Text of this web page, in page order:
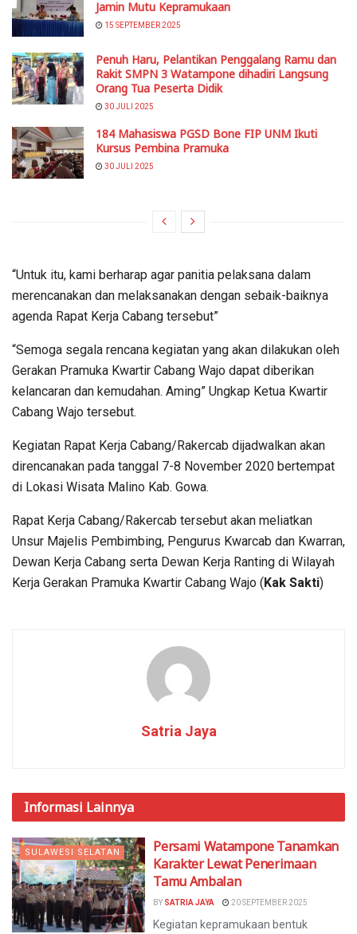
Jamin Mutu Kepramukaan
15 SEPTEMBER 2025
Penuh Haru, Pelantikan Penggalang Ramu dan
Rakit SMPN 3 Watampone dihadiri Langsung
Orang Tua Peserta Didik
30 JULI 2025
184 Mahasiswa PGSD Bone FIP UNM Ikuti
Kursus Pembina Pramuka
30 JULI 2025
“Untuk itu, kami berharap agar panitia pelaksana dalam
merencanakan dan melaksanakan dengan sebaik-baiknya
agenda Rapat Kerja Cabang tersebut”
“Semoga segala rencana kegiatan yang akan dilakukan oleh
Gerakan Pramuka Kwartir Cabang Wajo dapat diberikan
kelancaran dan kemudahan. Aming” Ungkap Ketua Kwartir
Cabang Wajo tersebut.
Kegiatan Rapat Kerja Cabang/Rakercab dijadwalkan akan
direncanakan pada tanggal 7-8 November 2020 bertempat
di Lokasi Wisata Malino Kab. Gowa.
Rapat Kerja Cabang/Rakercab tersebut akan meliatkan
Unsur Majelis Pembimbing, Pengurus Kwarcab dan Kwarran,
Dewan Kerja Cabang serta Dewan Kerja Ranting di Wilayah
Kerja Gerakan Pramuka Kwartir Cabang Wajo (Kak Sakti)
Satria Jaya
Informasi Lainnya
SULAWESI SELATAN
Persami Watampone Tanamkan
Karakter Lewat Penerimaan
Tamu Ambalan
BY SATRIA JAYA 20 SEPTEMBER 2025
Kegiatan kepramukaan bentuk